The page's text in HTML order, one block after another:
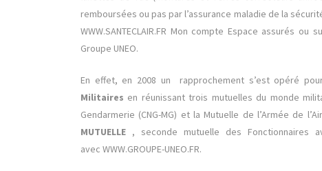
remboursées ou pas par l’assurance maladie de la
WWW.SANTECLAIR.FR Mon compte Espace assurés
Groupe UNEO.
En effet, en 2008 un rapprochement s’est opéré
Militaires en réunissant trois mutuelles du monde
Gendarmerie (CNG-MG) et la Mutuelle de l’Armée de
MUTUELLE , seconde mutuelle des Fonctionnaires
avec WWW.GROUPE-UNEO.FR.